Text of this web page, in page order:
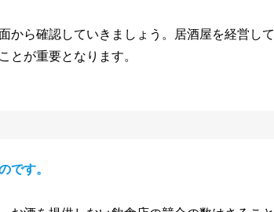
から確認していきましょう。居酒屋を経営して
とが重要となります。
です。